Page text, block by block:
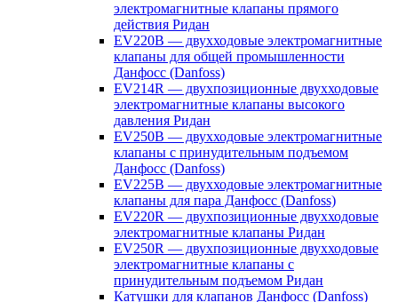
электромагнитные клапаны прямого
действия Ридан
EV220B — двухходовые электромагнитные
клапаны для общей промышленности
Данфосс (Danfoss)
EV214R — двухпозиционные двухходовые
электромагнитные клапаны высокого
давления Ридан
EV250B — двухходовые электромагнитные
клапаны с принудительным подъемом
Данфосс (Danfoss)
EV225B — двухходовые электромагнитные
клапаны для пара Данфосс (Danfoss)
EV220R — двухпозиционные двухходовые
электромагнитные клапаны Ридан
EV250R — двухпозиционные двухходовые
электромагнитные клапаны с
принудительным подъемом Ридан
Катушки для клапанов Данфосс (Danfoss)